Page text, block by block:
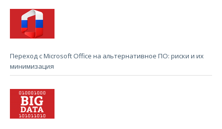
Переход с Microsoft Office на альтернативное ПО: риски и их
минимизация